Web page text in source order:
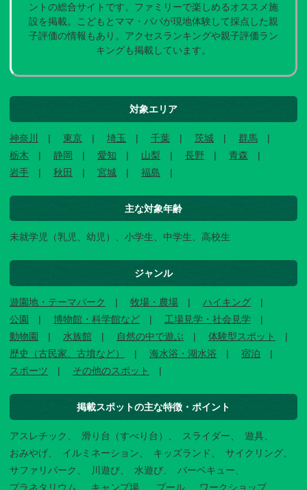
ントの総合サイトです。ファミリーで楽しめるオススメ施
設を掲載。こどもとママ・パパが現地体験して採点した親
子評価の情報もあり。アクセスランキングや親子評価ラン
キングも掲載しています。
対象エリア
神奈川 東京 埼玉 千葉 茨城
群馬
栃木
静岡 愛知 山梨 長野
青森
岩手
秋田 宮城 福島
主な対象年齢
未就学児（乳児、幼児）、小学生、中学生、高校生
ジャンル
遊園地・テーマパーク 牧場・農場
ハイキング
公園
博物館・科学館など
工場見学・社会見学
動物園
水族館 自然の中で遊ぶ
体験型スポット
歴史（古民家、古墳など）
海水浴・湖水浴
宿泊
スポーツ
その他のスポット
掲載スポットの主な特徴・ポイント
アスレチック 滑り台（すべり台） スライダー
遊具
おみやげ
イルミネーション キッズランド
サイクリング
サファリパーク
川遊び 水遊び
バーベキュー
プラネタリウム
キャンプ場 プール ワークショップ